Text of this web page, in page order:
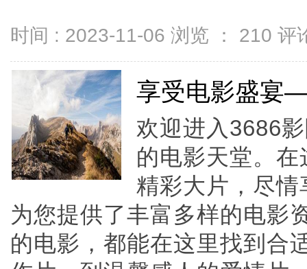
时间 : 2023-11-06 浏览 ： 210 评
享受电影盛宴
欢迎进入3686
的电影天堂。
精彩大片，尽
为您提供了丰富多样的电影
的电影，都能在这里找到合